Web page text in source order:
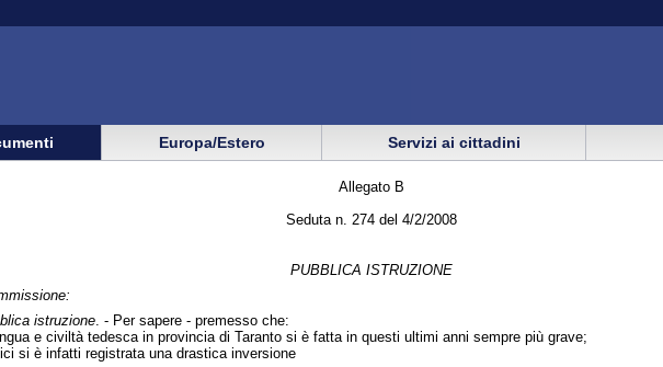
Europa/Estero Servizi ai cittadini
Allegato B
Seduta n. 274 del 4/2/2008
PUBBLICA ISTRUZIONE
istruzione. - Per sapere - premesso che:
e civiltà tedesca in provincia di Taranto si è fatta in questi ultimi anni sempre più grave;
si è infatti registrata una drastica inversione